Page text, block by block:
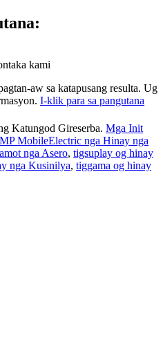
kami
aw sa katapusang resulta. Ug
I-klik para sa pangutana
Katungod Gireserba. Mga Init
MobileElectric nga Hinay nga
nga Asero, tigsuplay og hinay
nga Kusinilya, tiggama og hinay